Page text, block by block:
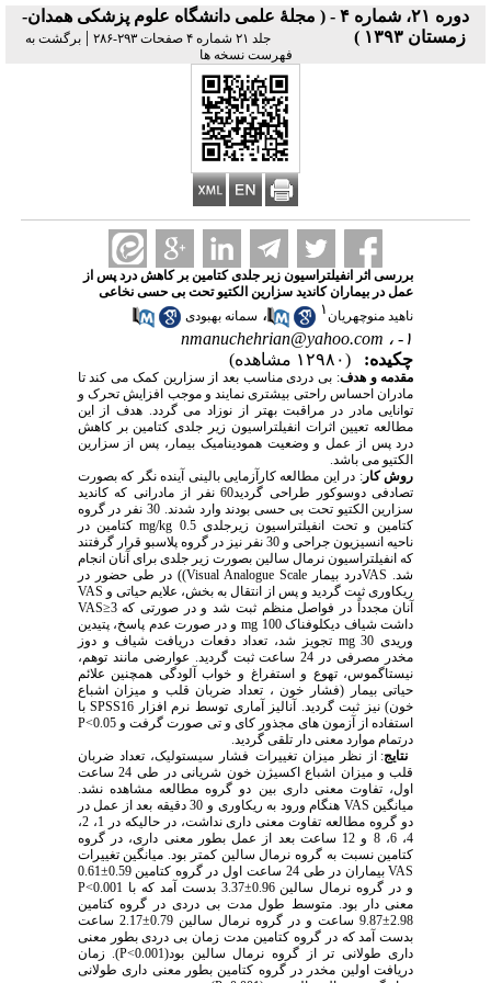
دوره ۲۱، شماره ۴ - ( مجلۀ علمی دانشگاه علوم پزشکی همدان-
زمستان ۱۳۹۳ )
جلد ۲۱ شماره ۴ صفحات ۲۹۳-۲۸۶ | برگشت به
فهرست نسخه ها
بررسی اثر انفیلتراسیون زیر جلدی کتامین بر کاهش درد پس از
عمل در بیماران کاندید سزارین الکتیو تحت بی حسی نخاعی
ناهید منوچهریان۱ ، سمانه بهبودی
۱- ،
nmanuchehrian@yahoo.com
چکیده:
(۱۲۹۸۰ مشاهده)
مقدمه و هدف: بی دردی مناسب بعد از سزارین کمک می کند تا
مادران احساس راحتی بیشتری نمایند و موجب افزایش تحرک و
توانایی مادر در مراقبت بهتر از نوزاد می گردد. هدف از این
مطالعه تعیین اثرات انفیلتراسیون زیر جلدی کتامین بر کاهش
درد پس از عمل و وضعیت همودینامیک بیمار، پس از سزارین
الکتیو می باشد.
روش کار: در این مطالعه کارآزمایی بالینی آینده نگر که بصورت
تصادفی دوسوکور طراحی گردید60 نفر از مادرانی که کاندید
سزارین الکتیو تحت بی حسی بودند وارد شدند. 30 نفر در گروه
کتامین و تحت انفیلتراسیون زیرجلدی mg/kg 0.5 کتامین در
ناحیه انسیزیون جراحی و 30 نفر نیز در گروه پلاسبو قرار گرفتند
که انفیلتراسیون نرمال سالین بصورت زیر جلدی برای آنان انجام
شد. VASدرد بیمار Visual Analogue Scale)) در طی حضور در
ریکاوری ثبت گردید و پس از انتقال به بخش، علایم حیاتی و VAS
آنان مجدداً در فواصل منظم ثبت شد و در صورتی که 3≤VAS
داشت شیاف دیکلوفناک mg 100 و در صورت عدم پاسخ، پتیدین
وریدی mg 30 تجویز شد، تعداد دفعات دریافت شیاف و دوز
مخدر مصرفی در 24 ساعت ثبت گردید. عوارضی مانند توهم،
نیستاگموس، تهوع و استفراغ و خواب آلودگی همچنین علائم
حیاتی بیمار (فشار خون ، تعداد ضربان قلب و میزان اشباع
خون) نیز ثبت گردید. آنالیز آماری توسط نرم افزار SPSS16 با
استفاده از آزمون های مجذور کای و تی صورت گرفت و 0.05>P
درتمام موارد معنی دار تلقی گردید.
نتایج: از نظر میزان تغییرات فشار سیستولیک، تعداد ضربان
قلب و میزان اشباع اکسیژن خون شریانی در طی 24 ساعت
اول، تفاوت معنی داری بین دو گروه مطالعه مشاهده نشد.
میانگین VAS هنگام ورود به ریکاوری و 30 دقیقه بعد از عمل در
دو گروه مطالعه تفاوت معنی داری نداشت، در حالیکه در 1، 2،
4، 6، 8 و 12 ساعت بعد از عمل بطور معنی داری، در گروه
کتامین نسبت به گروه نرمال سالین کمتر بود. میانگین تغییرات
VAS بیماران در طی 24 ساعت اول در گروه کتامین 0.59±0.61
و در گروه نرمال سالین 0.96±3.37 بدست آمد که با 0.001>P
معنی دار بود. متوسط طول مدت بی دردی در گروه کتامین
2.98±9.87 ساعت و در گروه نرمال سالین 0.79±2.17 ساعت
بدست آمد که در گروه کتامین مدت زمان بی دردی بطور معنی
داری طولانی تر از گروه نرمال سالین بود(0.001>P). زمان
دریافت اولین مخدر در گروه کتامین بطور معنی داری طولانی